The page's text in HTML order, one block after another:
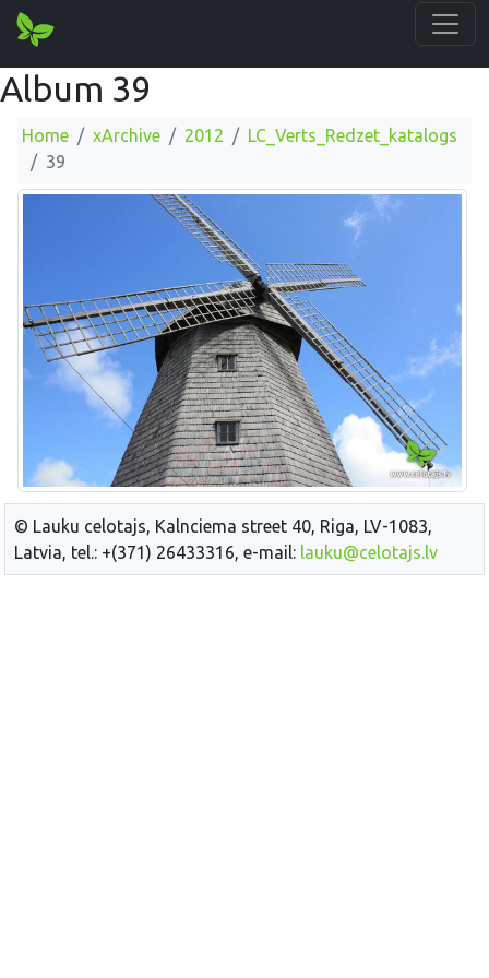
Album 39
Home xArchive 2012
LC_Verts_Redzet_katalogs
39
© Lauku celotajs, Kalnciema street 40, Riga, LV-1083,
Latvia, tel.: +(371) 26433316, e-mail: lauku@celotajs.lv